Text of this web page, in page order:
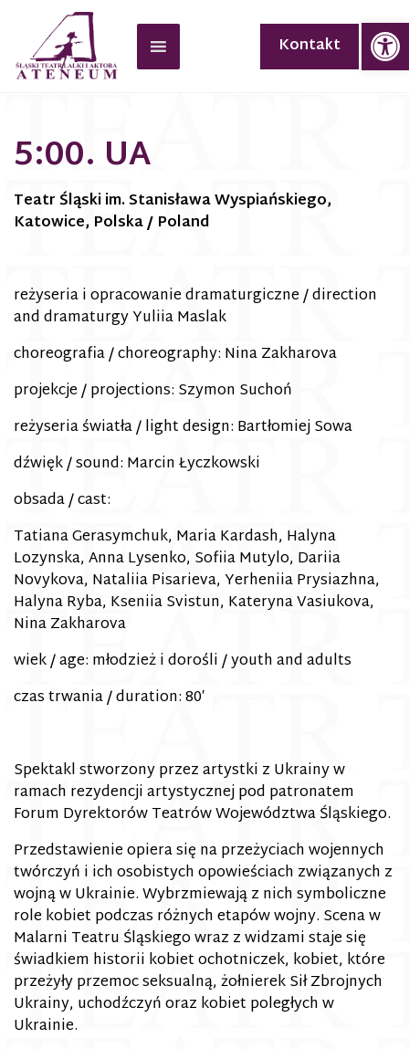
Kontakt
5:00. UA
Teatr Śląski im. Stanisława Wyspiańskiego,
Katowice, Polska / Poland
reżyseria i opracowanie dramaturgiczne / direction
and dramaturgy Yuliia Maslak
choreografia / choreography: Nina Zakharova
projekcje / projections: Szymon Suchoń
reżyseria światła / light design: Bartłomiej Sowa
dźwięk / sound: Marcin Łyczkowski
obsada / cast:
Tatiana Gerasymchuk, Maria Kardash, Halyna
Lozynska, Anna Lysenko, Sofiia Mutylo, Dariia
Novykova, Nataliia Pisarieva, Yerheniia Prysiazhna,
Halyna Ryba, Kseniia Svistun, Kateryna Vasiukova,
Nina Zakharova
wiek / age: młodzież i dorośli / youth and adults
czas trwania / duration: 80′
Spektakl stworzony przez artystki z Ukrainy w
ramach rezydencji artystycznej pod patronatem
Forum Dyrektorów Teatrów Województwa Śląskiego.
Przedstawienie opiera się na przeżyciach wojennych
twórczyń i ich osobistych opowieściach związanych z
wojną w Ukrainie. Wybrzmiewają z nich symboliczne
role kobiet podczas różnych etapów wojny. Scena w
Malarni Teatru Śląskiego wraz z widzami staje się
świadkiem historii kobiet ochotniczek, kobiet, które
przeżyły przemoc seksualną, żołnierek Sił Zbrojnych
Ukrainy, uchodźczyń oraz kobiet poległych w
Ukrainie.